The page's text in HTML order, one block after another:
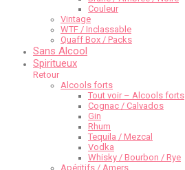
Couleur
Vintage
WTF / Inclassable
Quaff Box / Packs
Sans Alcool
Spiritueux
Retour
Alcools forts
Tout voir – Alcools forts
Cognac / Calvados
Gin
Rhum
Tequila / Mezcal
Vodka
Whisky / Bourbon / Rye
Apéritifs / Amers